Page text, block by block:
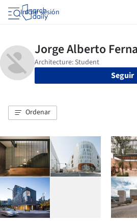
Iniciar sesión
Seguir
Ordenar